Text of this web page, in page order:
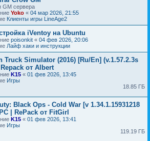
GM сервера
Yoko « 04 мар 2026, 21:55
Клиенты игры LineAge2
iVentoy на Ubuntu
poisonkit « 04 фев 2026, 20:06
Лайф хаки и инструкции
Truck Simulator (2016) [Ru/En] (v.1.57.2.3s
от Albert
K15 « 01 фев 2026, 13:45
Игры
18.85 ГБ
Black Ops - Cold War [v 1.34.1.15931218
| RePack от FitGirl
K15 « 01 фев 2026, 13:41
Игры
119.19 ГБ